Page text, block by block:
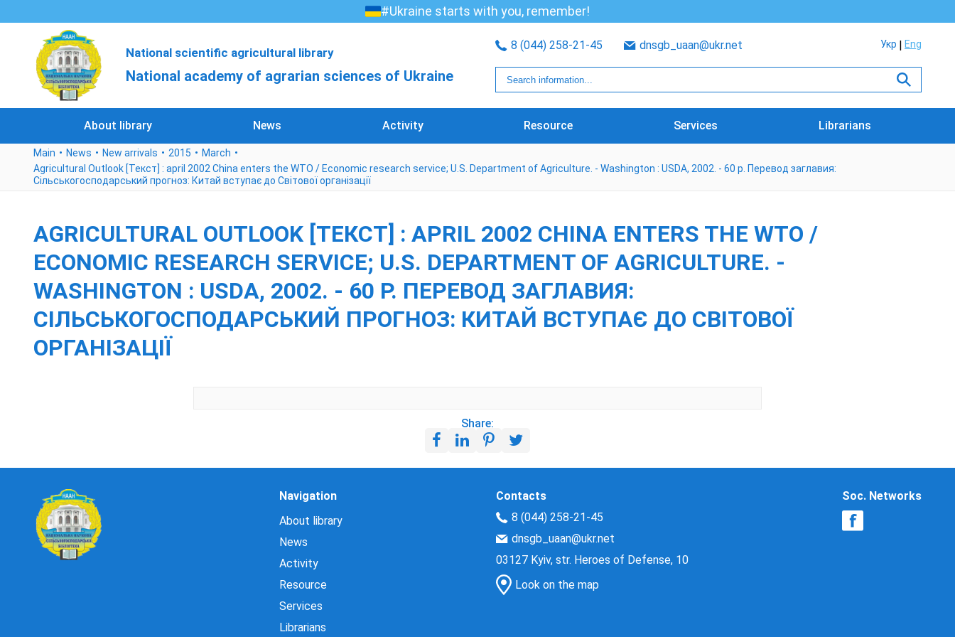
#Ukraine starts with you, remember!
National scientific agricultural library
National academy of agrarian sciences of Ukraine
8 (044) 258-21-45 dnsgb_uaan@ukr.net Укр Eng
About library News Activity Resource Services Librarians
Main News New arrivals 2015
March
Agricultural Outlook [Текст] : april 2002 China enters the WTO / Economic research service; U.S. Department of Agriculture. - Washington : USDA, 2002. - 60 p. Перевод заглавия:
Cільськогосподарський прогноз: Китай вступає до Світової організації
AGRICULTURAL OUTLOOK [ТЕКСТ] : APRIL 2002 CHINA ENTERS THE WTO /
ECONOMIC RESEARCH SERVICE; U.S. DEPARTMENT OF AGRICULTURE. -
WASHINGTON : USDA, 2002. - 60 P. ПЕРЕВОД ЗАГЛАВИЯ:
CІЛЬСЬКОГОСПОДАРСЬКИЙ ПРОГНОЗ: КИТАЙ ВСТУПАЄ ДО СВІТОВОЇ
ОРГАНІЗАЦІЇ
Share:
Navigation
About library
News
Activity
Resource
Services
Librarians
Contacts
8 (044) 258-21-45
dnsgb_uaan@ukr.net
03127 Kyiv, str. Heroes of Defense, 10
Look on the map
Soc. Networks